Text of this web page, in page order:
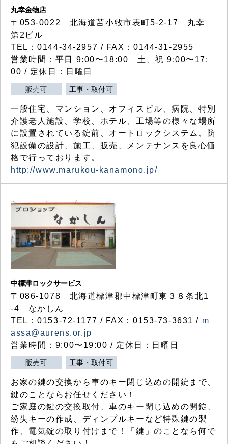
丸幸金物店
〒053-0022 北海道苫小牧市表町5-2-17 丸幸
第2ビル
TEL：0144-34-2957 / FAX：0144-31-2955
営業時間：平日 9:00〜18:00 土、祝 9:00〜17:
00 / 定休日：日曜日
販売可 工事・取付可
一般住宅、マンション、オフィスビル、病院、特別
介護老人施設、学校、ホテル、工場等の様々な場所
に設置されている錠前、オートロックシステム、防
犯設備の設計、施工、販売、メンテナンスを良心価
格で行っております。
http://www.marukou-kanamono.jp/
中標津ロックサービス
〒086-1078 北海道標津郡中標津町東３８条北1
-4 なかしん
TEL：0153-72-1177 / FAX：0153-73-3631 / m
assa@aurens.or.jp
営業時間：9:00〜19:00 / 定休日：日曜日
販売可 工事・取付可
お家の鍵の交換から車のキー閉じ込めの開錠まで、
鍵のことならお任せください！
ご家庭の鍵の交換取付、車のキー閉じ込めの開錠、
紛失キーの作成、ディンプルキーなど特殊鍵の製
作、電気錠の取り付けまで！「鍵」のことなら何で